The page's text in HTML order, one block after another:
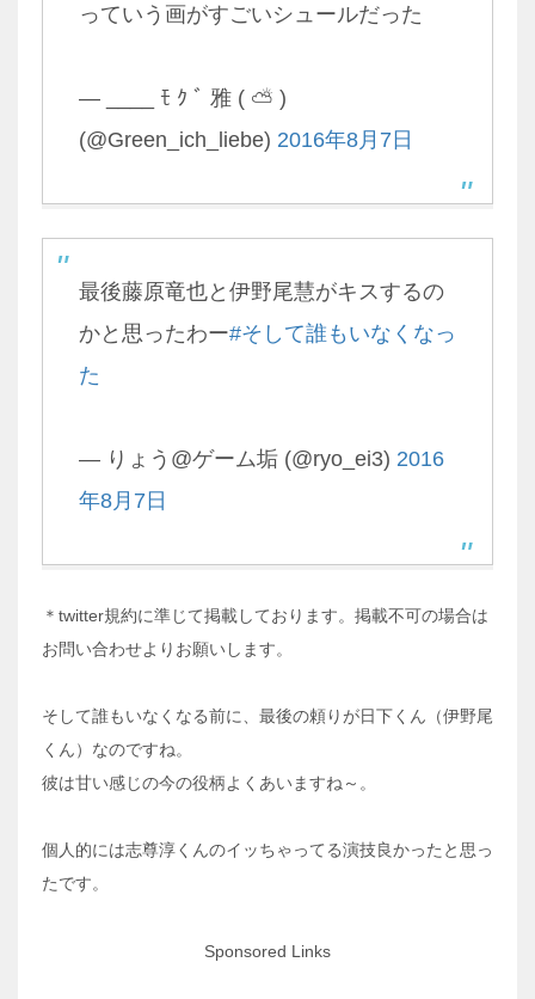
っていう画がすごいシュールだった
— ____ ﾓ ｸ ﾞ 雅 ( ⛅ )
(@Green_ich_liebe) 2016年8月7日
最後藤原竜也と伊野尾慧がキスするの
かと思ったわー#そして誰もいなくなっ
た
— りょう@ゲーム垢 (@ryo_ei3) 2016
年8月7日
＊twitter規約に準じて掲載しております。掲載不可の場合は
お問い合わせよりお願いします。
そして誰もいなくなる前に、最後の頼りが日下くん（伊野尾
くん）なのですね。
彼は甘い感じの今の役柄よくあいますね～。
個人的には志尊淳くんのイッちゃってる演技良かったと思っ
たです。
Sponsored Links